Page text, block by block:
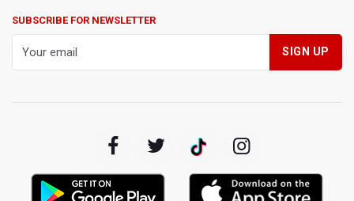
Polda Metro Jaya Pulangkan Tiga WNI Korban TPPO dari
Libya
995 Senjata Api Ditemukan di Sekolah Swasta di Pondok
SUBSCRIBE FOR NEWSLETTER